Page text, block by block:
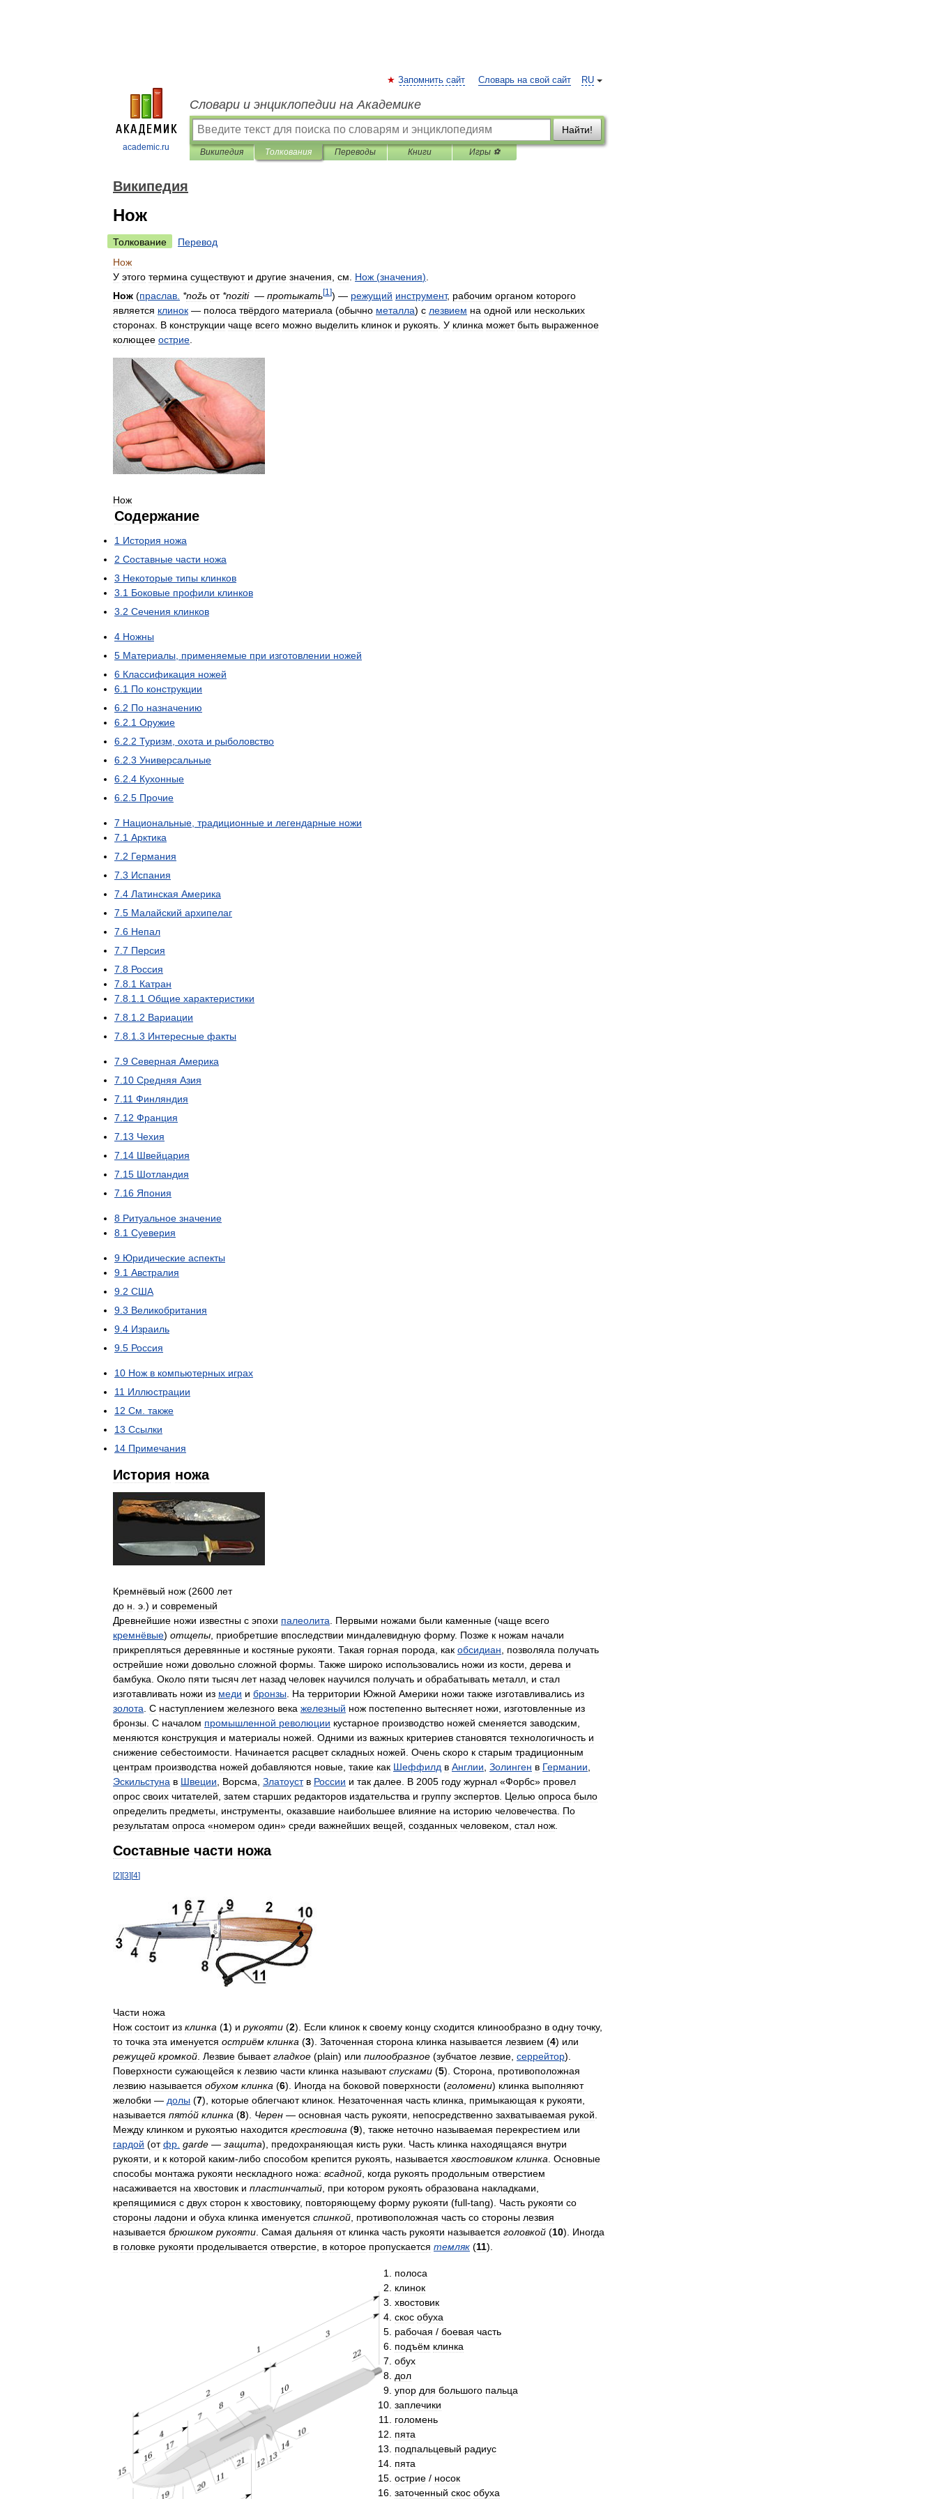
academic.ru
RU
Запомнить сайт Словарь на свой сайт
Словари и энциклопедии на Академике
Найти!
Википедия Толкования Переводы Книги Игры ⚽
Википедия
Нож
Толкование
Перевод
Нож
У этого термина существуют и другие значения см Нож (значения)
Нож (праслав *nožь от *noziti— протыкать[1 ]) — режущий инструмент, рабочим органом которого
является клинок — полоса твёрдого материала (обычно металла) с лезвием на одной или нескольких
сторонах В конструкции чаще всего можно выделить клинок и рукоять У клинка может быть выраженное
колющее острие
Нож
Содержание
1 История ножа
2 Составные части ножа
3 Некоторые типы клинков
3 1 Боковые профили клинков
3 2 Сечения клинков
4 Ножны
5 Материалы применяемые при изготовлении ножей
6 Классификация ножей
6 1 По конструкции
6 2 По назначению
6 2 1 Оружие
6 2 2 Туризм охота и рыболовство
6 2 3 Универсальные
6 2 4 Кухонные
6 2 5 Прочие
7 Национальные традиционные и легендарные ножи
7 1 Арктика
7 2 Германия
7 3 Испания
7 4 Латинская Америка
7 5 Малайский архипелаг
7 6 Непал
7 7 Персия
7 8 Россия
7 8 1 Катран
7 8 1 1 Общие характеристики
7 8 1 2 Вариации
7 8 1 3 Интересные факты
7 9 Северная Америка
7 10 Средняя Азия
7 11 Финляндия
7 12 Франция
7 13 Чехия
7 14 Швейцария
7 15 Шотландия
7 16 Япония
8 Ритуальное значение
8 1 Суеверия
9 Юридические аспекты
9 1 Австралия
9 2 США
9 3 Великобритания
9 4 Израиль
9 5 Россия
10 Нож в компьютерных играх
11 Иллюстрации
12 См также
13 Ссылки
14 Примечания
История ножа
Кремнёвый нож (2600 лет
до н э .) и современый
Древнейшие ножи известны с эпохи палеолита Первыми ножами были каменные (чаще всего
кремнёвые) отщепы приобретшие впоследствии миндалевидную форму. Позже к ножам начали
прикрепляться деревянные и костяные рукояти Такая горная порода как обсидиан позволяла получать
острейшие ножи довольно сложной формы Также широко использовались ножи из кости дерева и
бамбука Около пяти тысяч лет назад человек научился получать и обрабатывать металл и стал
изготавливать ножи из меди и бронзы На территории Южной Америки ножи также изготавливались из
золота С наступлением железного века железный нож постепенно вытесняет ножи изготовленные из
бронзы С началом промышленной революции кустарное производство ножей сменяется заводским
меняются конструкция и материалы ножей Одними из важных критериев становятся технологичность и
снижение себестоимости Начинается расцвет складных ножей Очень скоро к старым традиционным
центрам производства ножей добавляются новые такие как Шеффилд в Англии Золинген в Германии
Эскильстуна в Швеции Ворсма Златоуст в России и так далее В 2005 году журнал «Форбс» провел
опрос своих читателей затем старших редакторов издательства и группу экспертов Целью опроса было
определить предметы инструменты оказавшие наибольшее влияние на историю человечества
По
результатам опроса «номером один» среди важнейших вещей созданных человеком стал нож
Составные части ножа
[2][3][4]
Части ножа
Нож состоит из клинка (1) и рукояти (2). Если клинок к своему концу сходится клинообразно в одну точку,
то точка эта именуется остриём клинка (3). Заточенная сторона клинка называется лезвием (4) или
режущей кромкой. Лезвие бывает гладкое (plain) или пилообразное (зубчатое лезвие, серрейтор).
Поверхности сужающейся к лезвию части клинка называют спусками (5). Сторона, противоположная
лезвию называется обухом клинка (6). Иногда на боковой поверхности (голомени) клинка выполняют
желобки — долы (7), которые облегчают клинок. Незаточенная часть клинка, примыкающая к рукояти,
называется пято́й клинка (8). Черен — основная часть рукояти, непосредственно захватываемая рукой.
Между клинком и рукоятью находится крестовина (9), также неточно называемая перекрестием или
гардой (от фр. garde — защита), предохраняющая кисть руки. Часть клинка находящаяся внутри
рукояти, и к которой каким-либо способом крепится рукоять, называется хвостовиком клинка. Основные
способы монтажа рукояти нескладного ножа: всадной, когда рукоять продольным отверстием
насаживается на хвостовик и пластинчатый, при котором рукоять образована накладками,
крепящимися с двух сторон к хвостовику, повторяющему форму рукояти (full-tang). Часть рукояти со
стороны ладони и обуха клинка именуется спинкой, противоположная часть со стороны лезвия
называется брюшком рукояти. Самая дальняя от клинка часть рукояти называется головкой (10). Иногда
в головке рукояти проделывается отверстие, в которое пропускается темляк (11).
полоса
клинок
хвостовик
скос обуха
рабочая / боевая часть
подъём клинка
обух
дол
упор для большого пальца
заплечики
голомень
пята
подпальцевый радиус
пята
острие / носок
заточенный скос обуха